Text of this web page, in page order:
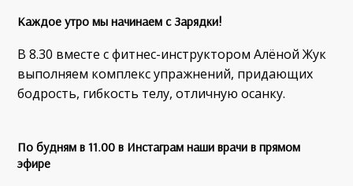
Каждое утромы начинаем с Зарядки!
В 8.30 вместе с фитнес-инструктором Алёной Жук
выполняем комплекс упражнений, придающих
бодрость, гибкость телу, отличную осанку.
По будням в 11.00 в Инстаграм наши врачив прямом
эфире